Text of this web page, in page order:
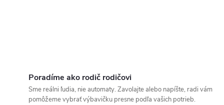
Poradíme ako rodič rodičovi
Sme reálni ľudia, nie automaty. Zavolajte alebo napíšte, radi vám
pomôžeme vybrať výbavičku presne podľa vašich potrieb.